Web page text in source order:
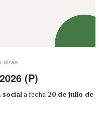
atrás
(P)
sociala fecha 20 de julio de